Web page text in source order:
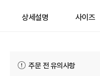
상세설명 사이즈
주문 전 유의사항